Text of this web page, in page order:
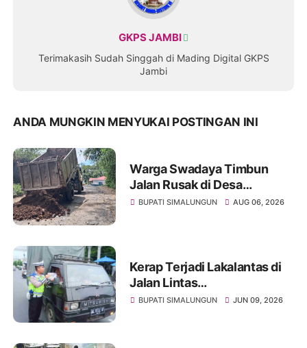
GKPS JAMBI
Terimakasih Sudah Singgah di Mading Digital GKPS
Jambi
ANDA MUNGKIN MENYUKAI POSTINGAN INI
Warga Swadaya Timbun
Jalan Rusak di Desa
Sibangun Mariah, Harapkan
BUPATI SIMALUNGUN AUG 06, 2026
Kerap Terjadi Lakalantas di
Jalan Lintas
Pematangsiantar-
BUPATI SIMALUNGUN JUN 09, 2026